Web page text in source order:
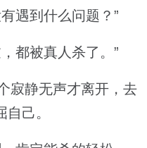
遇到什么问题？”
都被真人杀了。”
寂静无声才离开，去
己。